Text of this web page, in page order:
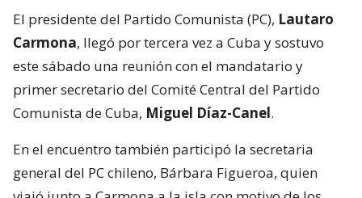
El presidente del Partido Comunista (PC), Lautaro
Carmona, llegó por tercera vez a Cuba y sostuvo
este sábado una reunión con el mandatario y
primer secretario del Comité Central del Partido
Comunista de Cuba, Miguel Díaz-Canel.
En el encuentro también participó la secretaria
general del PC chileno, Bárbara Figueroa, quien